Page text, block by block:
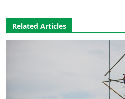
Related Articles